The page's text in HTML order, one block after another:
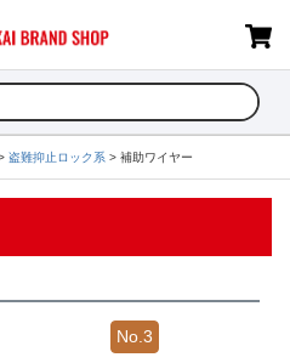
盗難抑止ロック系 補助ワイヤー